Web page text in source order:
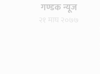
गण्डक न्यूज
२१ माघ २०७७